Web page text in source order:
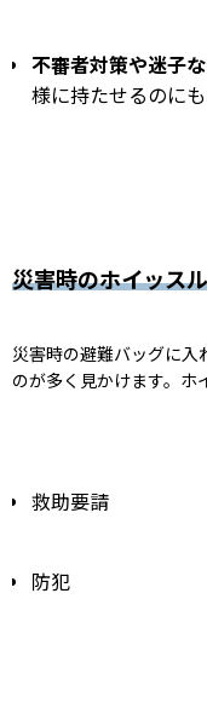
不審者対策や迷子
様に持たせるのにも
災害時のホイッス
災害時の避難バッグに入
のが多く見かけます。ホ
救助要請
防犯